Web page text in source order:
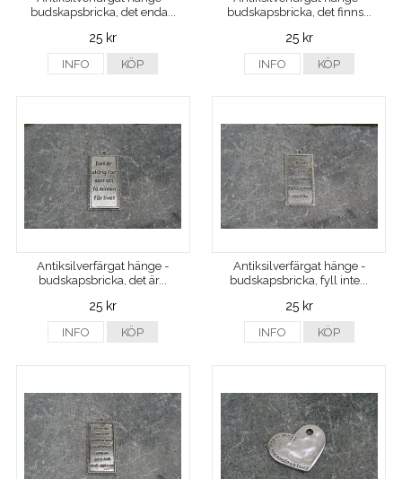
budskapsbricka, det enda...
25 kr
INFO KÖP
budskapsbricka, det finns...
25 kr
INFO KÖP
Antiksilverfärgat hänge -
budskapsbricka, det är...
25 kr
INFO KÖP
Antiksilverfärgat hänge -
budskapsbricka, fyll inte...
25 kr
INFO KÖP